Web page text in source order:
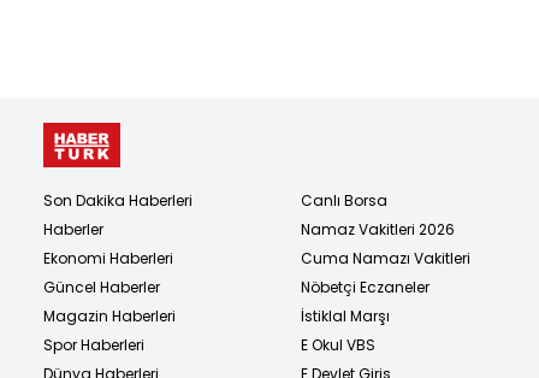
Son Dakika Haberleri
Haberler
Ekonomi Haberleri
Güncel Haberler
Magazin Haberleri
Spor Haberleri
Dünya Haberleri
Canlı Borsa
Namaz Vakitleri 2026
Cuma Namazı Vakitleri
Nöbetçi Eczaneler
İstiklal Marşı
E Okul VBS
E Devlet Giriş